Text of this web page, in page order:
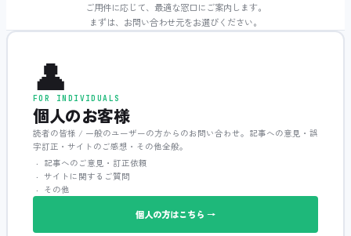
ご用件に応じて、最適な窓口にご案内します。
まずは、お問い合わせ元をお選びください。
👤
FOR INDIVIDUALS
個人のお客様
読者の皆様 / 一般のユーザーの方からのお問い合わせ。記事への意見・誤
字訂正・サイトのご感想・その他全般。
記事へのご意見・訂正依頼
サイトに関するご質問
その他
個人の方はこちら →